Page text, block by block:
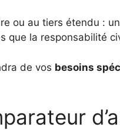
ou au tiers étendu :
que la responsabilité
de vos besoins